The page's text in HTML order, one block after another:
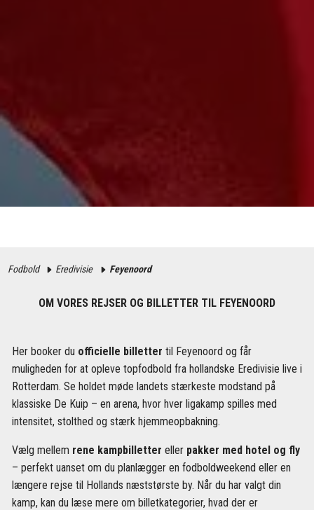
Fodbold Eredivisie Feyenoord
OM VORES REJSER OG BILLETTER TIL FEYENOORD
Her booker du officielle billetter til Feyenoord og får
muligheden for at opleve topfodbold fra hollandske Eredivisie live i
Rotterdam. Se holdet møde landets stærkeste modstand på
klassiske De Kuip – en arena, hvor hver ligakamp spilles med
intensitet, stolthed og stærk hjemmeopbakning.
Vælg mellem rene kampbilletter eller pakker med hotel og fly
– perfekt uanset om du planlægger en fodboldweekend eller en
længere rejse til Hollands næststørste by. Når du har valgt din
kamp, kan du læse mere om billetkategorier, hvad der er